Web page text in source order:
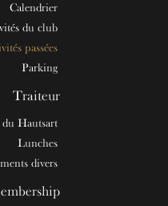
Calendrier
du club
passées
Parking
Traiteur
Hautsart
Lunches
divers